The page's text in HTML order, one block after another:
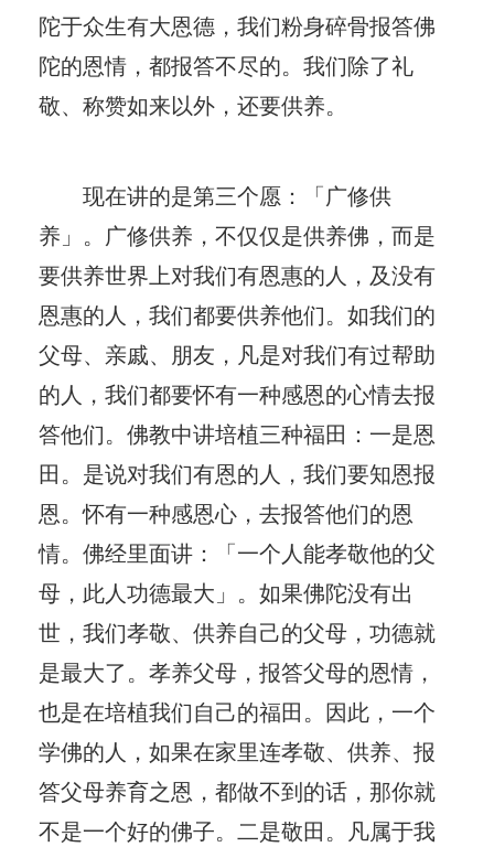
陀于众生有大恩德，我们粉身碎骨报答佛
陀的恩情，都报答不尽的。我们除了礼
敬、称赞如来以外，还要供养。
现在讲的是第三个愿：「广修供
养」。广修供养，不仅仅是供养佛，而是
要供养世界上对我们有恩惠的人，及没有
恩惠的人，我们都要供养他们。如我们的
父母、亲戚、朋友，凡是对我们有过帮助
的人，我们都要怀有一种感恩的心情去报
答他们。佛教中讲培植三种福田：一是恩
田。是说对我们有恩的人，我们要知恩报
恩。怀有一种感恩心，去报答他们的恩
情。佛经里面讲：「一个人能孝敬他的父
母，此人功德最大」。如果佛陀没有出
世，我们孝敬、供养自己的父母，功德就
是最大了。孝养父母，报答父母的恩情，
也是在培植我们自己的福田。因此，一个
学佛的人，如果在家里连孝敬、供养、报
答父母养育之恩，都做不到的话，那你就
不是一个好的佛子。二是敬田。凡属于我